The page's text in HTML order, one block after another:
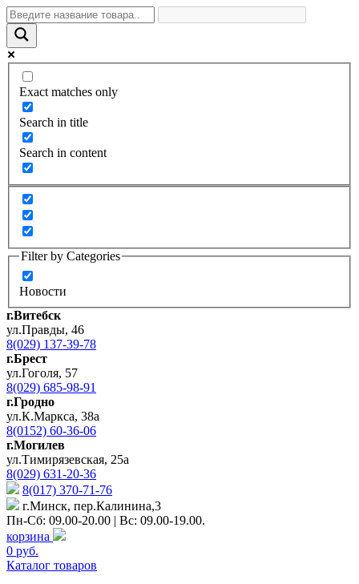
Exact matches only
Search in title
Search in content
Filter by Categories
Новости
г.Витебск
ул.Правды, 46
8(029) 137-39-78
г.Брест
ул.Гоголя, 57
8(029) 685-98-91
г.Гродно
ул.К.Маркса, 38а
8(0152) 60-36-06
г.Могилев
ул.Тимирязевская, 25а
8(029) 631-20-36
8(017) 370-71-76
г.Минск, пер.Калинина,3
Пн-Сб: 09.00-20.00 | Вс: 09.00-19.00.
корзина
0 руб.
Каталог товаров